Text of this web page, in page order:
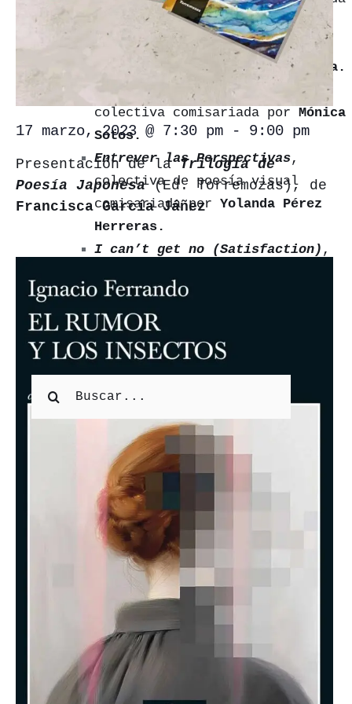
Julieta de Haro.
Caminante son tus huellas
comisariada por
Miguel Cereceda.
Saberes Heredados
, exposición
colectiva comisariada por Mónica
Sotos.
Entrever las Perspectivas,
colectiva de poesía visual
comisariada por Yolanda Pérez
Herreras.
I can’t get no (Satisfaction) ,
comisariada por
Cafetería
Contacto
#
El autor recomienda
Libros para regalar
Delicatessen Litterae
Tarjetas Regalo
Cafebrería el menú
Próximos Eventos
Fotogalería
Cursos y talleres
Talleres Abiertos
Taller abierto de lectura en
Presentación de laTrilogía de
Poesía Japonesa(Ed. Torremozas), de
Francisca García Jáñez
17 marzo, 2023 @ 7:30 pm- 9:00 pm